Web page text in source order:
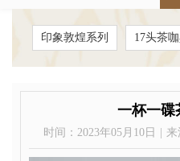
印象敦煌系列 17头茶
一杯一碟
时间：2023年05月10日 来